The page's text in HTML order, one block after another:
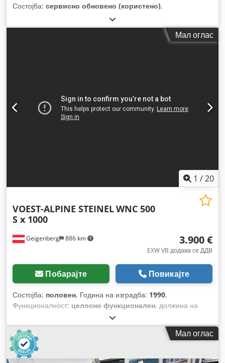
Состојба: сервисно обновено (користено),
Мал оглас
1 /20
Geigenberg 886 km
VOEST-ALPINE STEINELWNC 500
S x 1000
3.900 €
EXW VB додава се ДДВ
Побарајте Повикајте
Состојба: половен, Година на изградба: 1990,
Функционалност: целосно функционален, должина на
, пречник на стругање:
максимална брзина на вретеното:2.500 обр/мин, моќност
на моторот на вретено:
, вртежен момент: 1.450 Nm,
надворешен дијаметар на стегачот:
брзина на вртење со бесконечно варирање,
Мал оглас